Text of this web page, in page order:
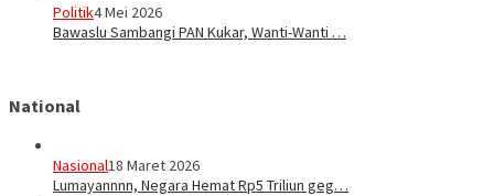
Politik4 Mei 2026
Bawaslu Sambangi PAN Kukar, Wanti-Wanti …
National
Nasional18 Maret 2026
Lumayannnn, Negara Hemat Rp5 Triliun geg…